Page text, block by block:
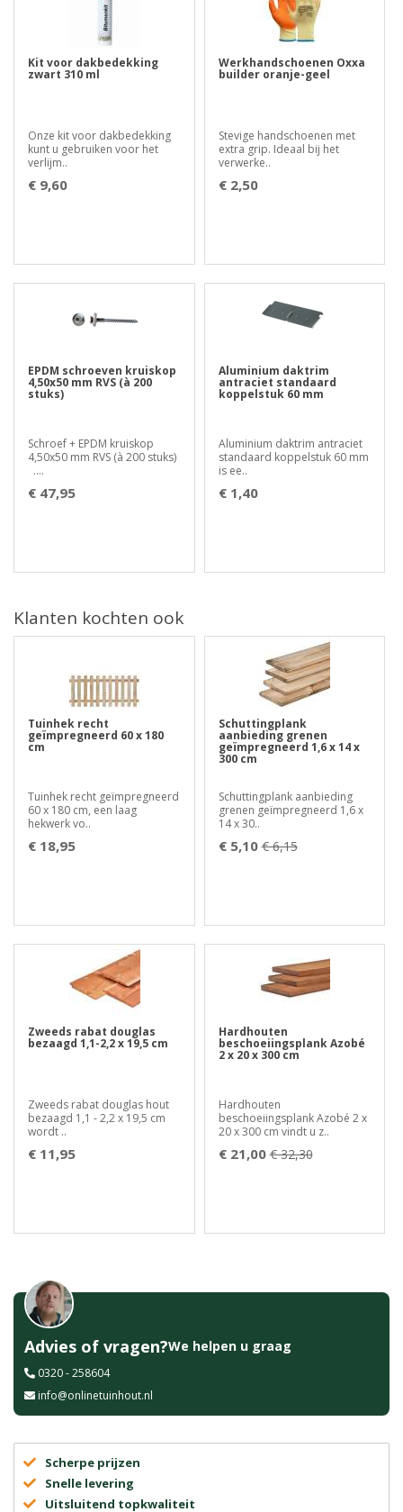
Kit voor dakbedekking
zwart 310 ml
Onze kit voor dakbedekking
kunt u gebruiken voor het
verlijm..
€ 9,60
Werkhandschoenen Oxxa
builder oranje-geel
Stevige handschoenen met
extra grip. Ideaal bij het
verwerke..
€ 2,50
EPDM schroeven kruiskop
4,50x50 mm RVS (à 200
stuks)
Schroef + EPDM kruiskop
4,50x50 mm RVS (à 200 stuks)
....
€ 47,95
Aluminium daktrim
antraciet standaard
koppelstuk 60 mm
Aluminium daktrim antraciet
standaard koppelstuk 60 mm
is ee..
€ 1,40
Klanten kochten ook
Tuinhek recht
geïmpregneerd 60 x 180
cm
Tuinhek recht geïmpregneerd
60 x 180 cm, een laag
hekwerk vo..
€ 18,95
Schuttingplank
aanbieding grenen
geïmpregneerd 1,6 x 14 x
300 cm
Schuttingplank aanbieding
grenen geïmpregneerd 1,6 x
14 x 30..
€ 5,10 € 6,15
Zweeds rabat douglas
bezaagd 1,1-2,2 x 19,5 cm
Zweeds rabat douglas hout
bezaagd 1,1 - 2,2 x 19,5 cm
wordt ..
€ 11,95
Hardhouten
beschoeiingsplank Azobé
2 x 20 x 300 cm
Hardhouten
beschoeiingsplank Azobé 2 x
20 x 300 cm vindt u z..
€ 21,00 € 32,30
Advies of vragen?We helpen u graag
0320 - 258604
info@onlinetuinhout.nl
Scherpe prijzen
Snelle levering
Uitsluitend topkwaliteit